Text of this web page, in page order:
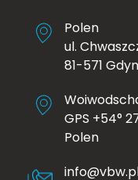
Polen
ul.
81-571
GPS +54°
Polen